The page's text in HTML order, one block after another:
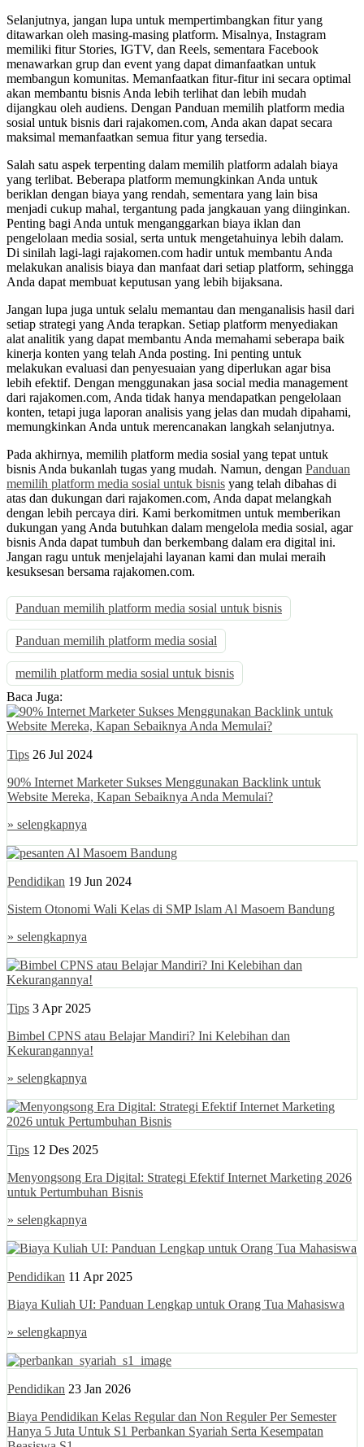
Selanjutnya, jangan lupa untuk mempertimbangkan fitur yang
ditawarkan oleh masing-masing platform. Misalnya, Instagram
memiliki fitur Stories, IGTV, dan Reels, sementara Facebook
menawarkan grup dan event yang dapat dimanfaatkan untuk
membangun komunitas. Memanfaatkan fitur-fitur ini secara optimal
akan membantu bisnis Anda lebih terlihat dan lebih mudah
dijangkau oleh audiens. Dengan Panduan memilih platform media
sosial untuk bisnis dari rajakomen.com, Anda akan dapat secara
maksimal memanfaatkan semua fitur yang tersedia.
Salah satu aspek terpenting dalam memilih platform adalah biaya
yang terlibat. Beberapa platform memungkinkan Anda untuk
beriklan dengan biaya yang rendah, sementara yang lain bisa
menjadi cukup mahal, tergantung pada jangkauan yang diinginkan.
Penting bagi Anda untuk menganggarkan biaya iklan dan
pengelolaan media sosial, serta untuk mengetahuinya lebih dalam.
Di sinilah lagi-lagi rajakomen.com hadir untuk membantu Anda
melakukan analisis biaya dan manfaat dari setiap platform, sehingga
Anda dapat membuat keputusan yang lebih bijaksana.
Jangan lupa juga untuk selalu memantau dan menganalisis hasil dari
setiap strategi yang Anda terapkan. Setiap platform menyediakan
alat analitik yang dapat membantu Anda memahami seberapa baik
kinerja konten yang telah Anda posting. Ini penting untuk
melakukan evaluasi dan penyesuaian yang diperlukan agar bisa
lebih efektif. Dengan menggunakan jasa social media management
dari rajakomen.com, Anda tidak hanya mendapatkan pengelolaan
konten, tetapi juga laporan analisis yang jelas dan mudah dipahami,
memungkinkan Anda untuk merencanakan langkah selanjutnya.
Pada akhirnya, memilih platform media sosial yang tepat untuk
bisnis Anda bukanlah tugas yang mudah. Namun, dengan Panduan
memilih platform media sosial untuk bisnis yang telah dibahas di
atas dan dukungan dari rajakomen.com, Anda dapat melangkah
dengan lebih percaya diri. Kami berkomitmen untuk memberikan
dukungan yang Anda butuhkan dalam mengelola media sosial, agar
bisnis Anda dapat tumbuh dan berkembang dalam era digital ini.
Jangan ragu untuk menjelajahi layanan kami dan mulai meraih
kesuksesan bersama rajakomen.com.
Panduan memilih platform media sosial untuk bisnis
Panduan memilih platform media sosial
memilih platform media sosial untuk bisnis
Baca Juga:
Tips 26 Jul 2024
90% Internet Marketer Sukses Menggunakan Backlink untuk
Website Mereka, Kapan Sebaiknya Anda Memulai?
» selengkapnya
Pendidikan 19 Jun 2024
Sistem Otonomi Wali Kelas di SMP Islam Al Masoem Bandung
» selengkapnya
Tips 3 Apr 2025
Bimbel CPNS atau Belajar Mandiri? Ini Kelebihan dan
Kekurangannya!
» selengkapnya
Tips 12 Des 2025
Menyongsong Era Digital: Strategi Efektif Internet Marketing 2026
untuk Pertumbuhan Bisnis
» selengkapnya
Pendidikan 11 Apr 2025
Biaya Kuliah UI: Panduan Lengkap untuk Orang Tua Mahasiswa
» selengkapnya
Pendidikan 23 Jan 2026
Biaya Pendidikan Kelas Regular dan Non Reguler Per Semester
Hanya 5 Juta Untuk S1 Perbankan Syariah Serta Kesempatan